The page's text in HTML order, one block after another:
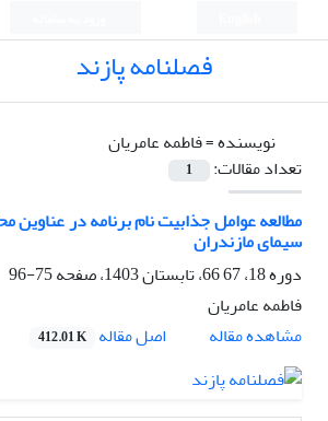
فصلنامه پازند
نویسنده =فاطمه عامریان
تعداد مقالات:
1
مطالعه عوامل جذابیت نام برنامه در عناوین
سیمای مازندران
دوره 18، 67 66، تابستان 1403، صفحه
75-96
فاطمه عامریان
مشاهده مقاله
اصل مقاله 412.01 K